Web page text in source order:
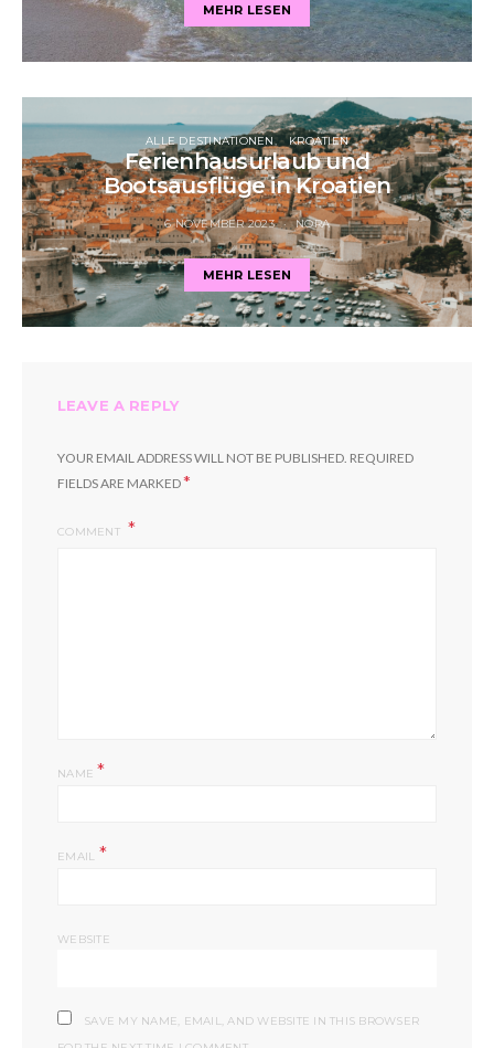
MEHR LESEN
ALLE DESTINATIONEN KROATIEN
Ferienhausurlaub und
Bootsausflüge in Kroatien
6 NOVEMBER 2023 NORA
MEHR LESEN
LEAVE A REPLY
YOUR EMAIL ADDRESS WILL NOT BE PUBLISHED. REQUIRED
FIELDS ARE MARKED*
COMMENT
NAME*
EMAIL *
WEBSITE
SAVE MY NAME, EMAIL, AND WEBSITE IN THIS BROWSER